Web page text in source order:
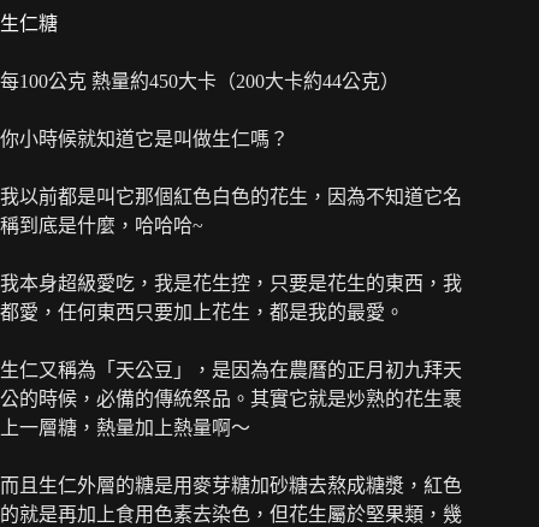
生仁糖
每100公克 熱量約450大卡（200大卡約44公克）
你小時候就知道它是叫做生仁嗎？
我以前都是叫它那個紅色白色的花生，因為不知道它名
稱到底是什麼，哈哈哈~
我本身超級愛吃，我是花生控，只要是花生的東西，我
都愛，任何東西只要加上花生，都是我的最愛。
生仁又稱為「天公豆」，是因為在農曆的正月初九拜天
公的時候，必備的傳統祭品。其實它就是炒熟的花生裹
上一層糖，熱量加上熱量啊～
而且生仁外層的糖是用麥芽糖加砂糖去熬成糖漿，紅色
的就是再加上食用色素去染色，但花生屬於堅果類，幾